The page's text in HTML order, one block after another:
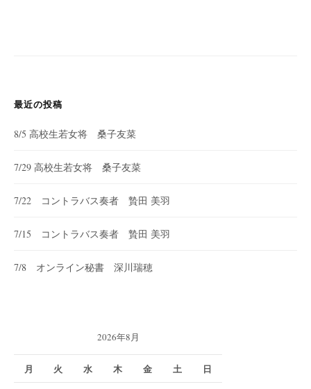
最近の投稿
8/5 高校生若女将 桑子友菜
7/29 高校生若女将 桑子友菜
7/22 コントラバス奏者 贄田 美羽
7/15 コントラバス奏者 贄田 美羽
7/8 オンライン秘書 深川瑞穂
2026年8月
月 火 水 木 金 土 日